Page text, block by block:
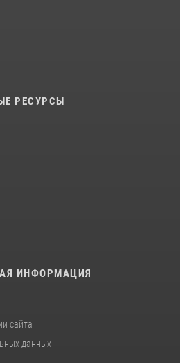
РЕСУРСЫ
ИНФОРМАЦИЯ
сайта
данных